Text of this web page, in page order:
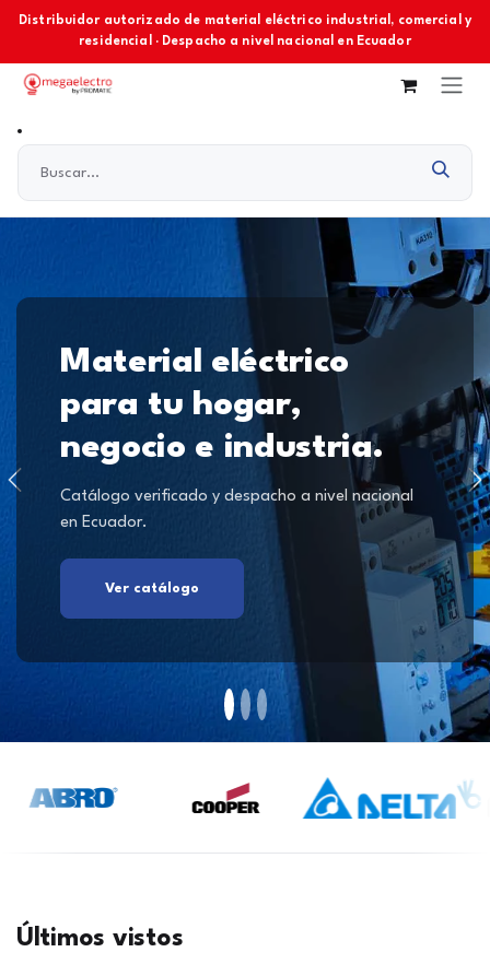
Ir al contenido
Distribuidor autorizado de material eléctrico industrial, comercial y
residencial · Despacho a nivel nacional en Ecuador
Material eléctrico
para tu hogar,
negocio e industria.
Catálogo verificado y despacho a nivel nacional
en Ecuador.
Ver catálogo
Últimos vistos